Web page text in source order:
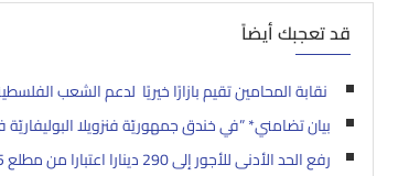
قد تعجبك أيضاً
نقابة المحامين تقيم بازارًا خيريًا لدعم الشعب
بيان تضامني* ”في خندق جمهوريّة فنزويلا
رفع الحد الأدنى للأجور إلى 290 دينارا اعتبارا من مطلع 2025 ولعامين